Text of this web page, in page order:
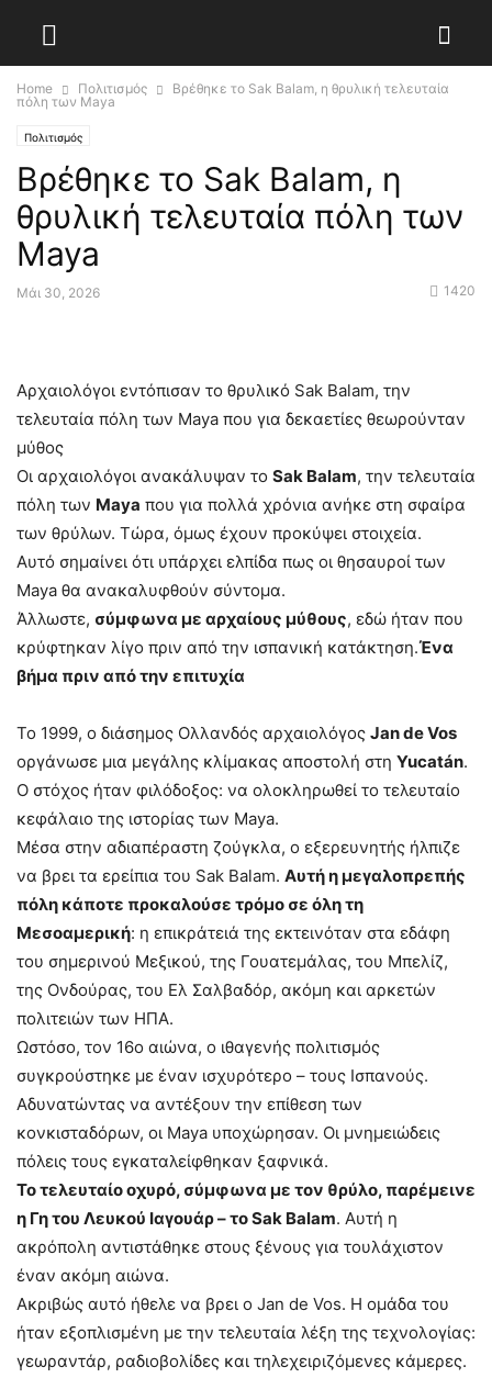
Home Πολιτισμός
Βρέθηκε το Sak Balam, η θρυλική τελευταία
πόλη των Maya
Πολιτισμός
Βρέθηκε το Sak Balam, η
θρυλική τελευταία πόλη των
Maya
Μάι 30, 2026 1420
Αρχαιολόγοι εντόπισαν το θρυλικό Sak Balam, την
τελευταία πόλη των Maya που για δεκαετίες θεωρούνταν
μύθος
Oι αρχαιολόγοι ανακάλυψαν το Sak Balam, την τελευταία
πόλη των Maya που για πολλά χρόνια ανήκε στη σφαίρα
των θρύλων. Τώρα, όμως έχουν προκύψει στοιχεία.
Αυτό σημαίνει ότι υπάρχει ελπίδα πως οι θησαυροί των
Maya θα ανακαλυφθούν σύντομα.
Άλλωστε, σύμφωνα με αρχαίους μύθους, εδώ ήταν που
κρύφτηκαν λίγο πριν από την ισπανική κατάκτηση.Ένα
βήμα πριν από την επιτυχία
Το 1999, ο διάσημος Ολλανδός αρχαιολόγος Jan de Vos
οργάνωσε μια μεγάλης κλίμακας αποστολή στη Yucatán.
Ο στόχος ήταν φιλόδοξος: να ολοκληρωθεί το τελευταίο
κεφάλαιο της ιστορίας των Maya.
Μέσα στην αδιαπέραστη ζούγκλα, ο εξερευνητής ήλπιζε
να βρει τα ερείπια του Sak Balam. Αυτή η μεγαλοπρεπής
πόλη κάποτε προκαλούσε τρόμο σε όλη τη
Μεσοαμερική: η επικράτειά της εκτεινόταν στα εδάφη
του σημερινού Μεξικού, της Γουατεμάλας, του Μπελίζ,
της Ονδούρας, του Ελ Σαλβαδόρ, ακόμη και αρκετών
πολιτειών των ΗΠΑ.
Ωστόσο, τον 16ο αιώνα, ο ιθαγενής πολιτισμός
συγκρούστηκε με έναν ισχυρότερο – τους Ισπανούς.
Αδυνατώντας να αντέξουν την επίθεση των
κονκισταδόρων, οι Maya υποχώρησαν. Οι μνημειώδεις
πόλεις τους εγκαταλείφθηκαν ξαφνικά.
Το τελευταίο οχυρό, σύμφωνα με τον θρύλο, παρέμεινε
η Γη του Λευκού Ιαγουάρ – το Sak Balam. Αυτή η
ακρόπολη αντιστάθηκε στους ξένους για τουλάχιστον
έναν ακόμη αιώνα.
Ακριβώς αυτό ήθελε να βρει ο Jan de Vos. Η ομάδα του
ήταν εξοπλισμένη με την τελευταία λέξη της τεχνολογίας:
γεωραντάρ, ραδιοβολίδες και τηλεχειριζόμενες κάμερες.